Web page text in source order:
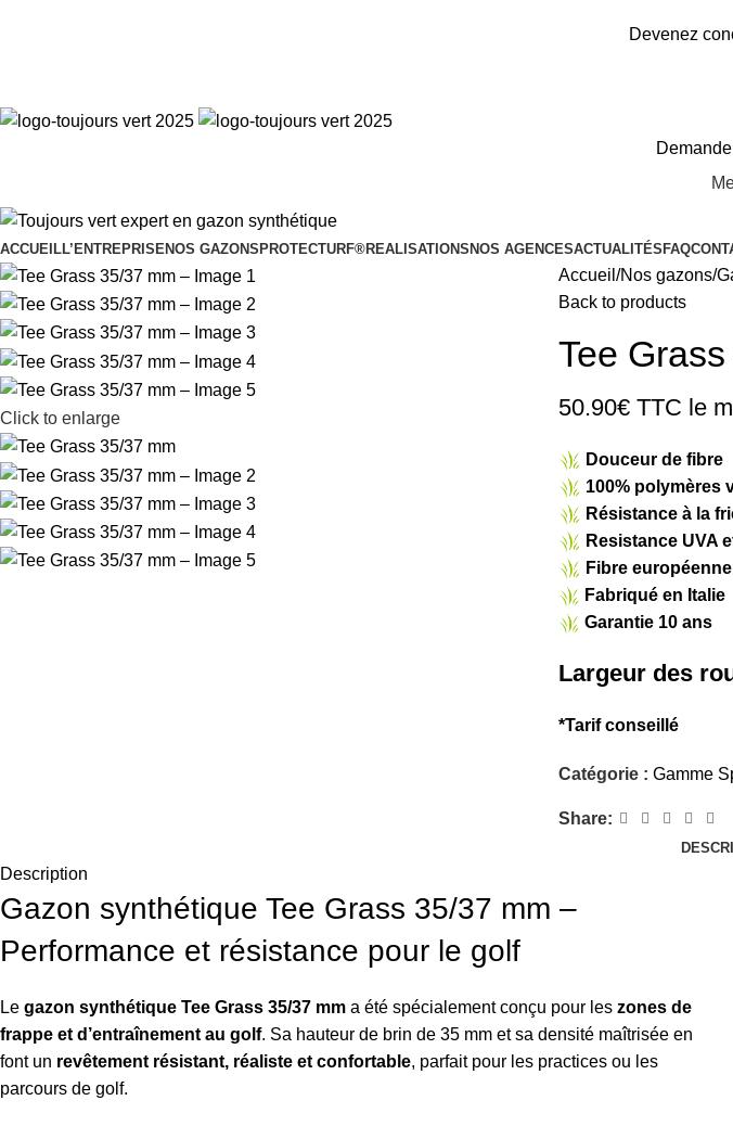
Devenez
ACCUEILL’ENTREPRISENOS GAZONSPROTECTURF®REALISATIONSNOS AGENCESACTUALITÉSFAQ
Click to enlarge
Accueil Nos gazons
Back to products
Tee
50.90€ TTC le
Douceur de fibre
100% polymères
Résistance à la
Resistance UVA
Fibre
Fabriqué en Italie
Garantie 10 ans
Largeur des
*Tarif conseillé
Catégorie : Gamme
Share:
Description
Gazon synthétique Tee Grass 35/37 mm –
Performance et résistance pour le golf
Le gazon synthétique Tee Grass 35/37 mm a été spécialement conçu pour les zones de
frappe et d’entraînement au golf. Sa hauteur de brin de 35 mm et sa densité maîtrisée en
font un revêtement résistant, réaliste et confortable, parfait pour les practices ou les
parcours de golf.